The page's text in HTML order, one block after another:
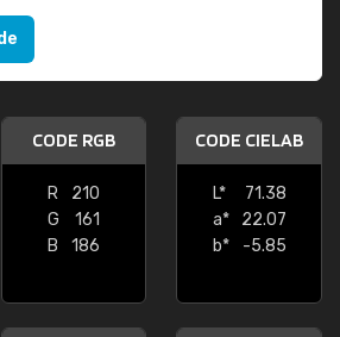
CODE RGB
R
210
G
161
B
186
CODE CIELAB
L*
71.38
a*
22.07
b*
-5.85